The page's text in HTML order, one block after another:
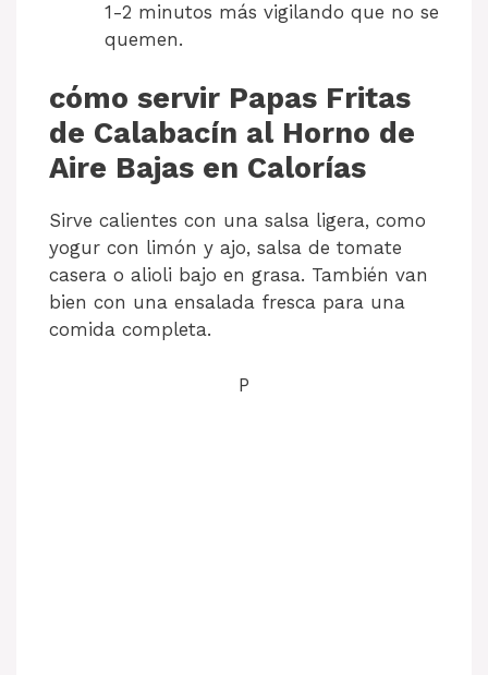
1-2 minutos más vigilando que no se
quemen.
cómo servir Papas Fritas
de Calabacín al Horno de
Aire Bajas en Calorías
Sirve calientes con una salsa ligera, como
yogur con limón y ajo, salsa de tomate
casera o alioli bajo en grasa. También van
bien con una ensalada fresca para una
comida completa.
P